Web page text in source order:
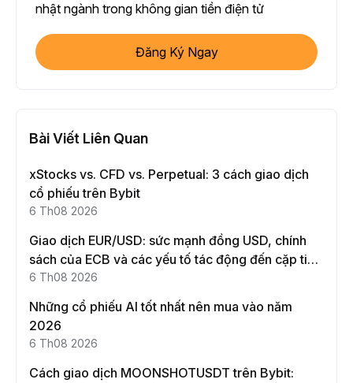
nhật ngành trong không gian tiền điện tử
Đăng Ký Ngay
Bài Viết Liên Quan
xStocks vs. CFD vs. Perpetual: 3 cách giao dịch
cổ phiếu trên Bybit
6 Th08 2026
Giao dịch EUR/USD: sức mạnh đồng USD, chính
sách của ECB và các yếu tố tác động đến cặp tiền
này
6 Th08 2026
Những cổ phiếu AI tốt nhất nên mua vào năm
2026
6 Th08 2026
Cách giao dịch MOONSHOTUSDT trên Bybit: